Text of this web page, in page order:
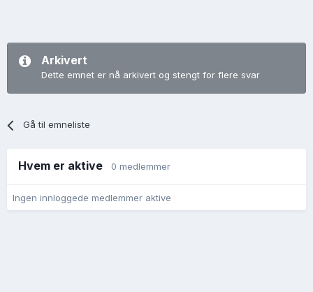
Arkivert
Dette emnet er nå arkivert og stengt for flere svar
Gå til emneliste
Hvem er aktive 0 medlemmer
Ingen innloggede medlemmer aktive